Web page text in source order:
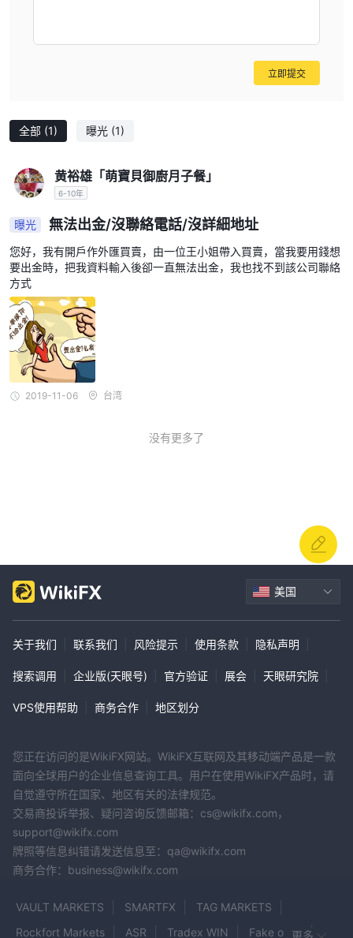
全部 (1) 曝光 (1)
黄裕雄「萌寶貝御廚月子餐」
6-10年
曝光 無法出金/沒聯絡電話/沒詳細地址
您好，我有開戶作外匯買賣，由一位王小姐帶入買賣，當我要用錢想
要出金時，把我資料輸入後卻一直無法出金，我也找不到該公司聯絡
方式
2019-11-06 台湾
没有更多了
立即提交
美国
关于我们 联系我们 风险提示 使用条款 隐私声明
搜索调用 企业版(天眼号) 官方验证 展会 天眼研究院
VPS使用帮助 商务合作 地区划分
您正在访问的是WikiFX网站。WikiFX互联网及其移动端产品是一款
面向全球用户的企业信息查询工具。用户在使用WikiFX产品时，请
自觉遵守所在国家、地区有关的法律规范。
交易商投诉举报、疑问咨询反馈邮箱：cs@wikifx.com，
support@wikifx.com
牌照等信息纠错请发送信息至：qa@wikifx.com
商务合作：business@wikifx.com
VAULT MARKETS SMARTFX
TAG MARKETS
Rockfort Markets
ASR Tradex WIN Fake oexn更多